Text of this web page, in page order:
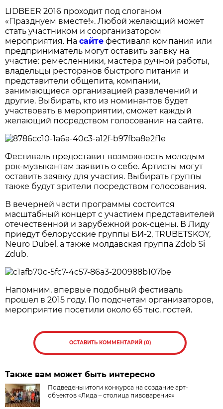
LIDBEER 2016 проходит под слоганом
«Празднуем вместе!». Любой желающий может
стать участником и соорганизатором
мероприятия. Насайте фестиваля компания или
предприниматель могут оставить заявку на
участие: ремесленники, мастера ручной работы,
владельцы ресторанов быстрого питания и
представители общепита, компании,
занимающиеся организацией развлечений и
другие. Выбирать, кто из номинантов будет
участвовать в мероприятии, сможет каждый
желающий посредством голосования на сайте.
Фестиваль предоставит возможность молодым
рок-музыкантам заявить о себе. Артисты могут
оставить заявку для участия. Выбирать группы
также будут зрители посредством голосования.
В вечерней части программы состоится
масштабный концерт с участием представителей
отечественной и зарубежной рок-сцены. В Лиду
приедут белорусские группы БИ-2, TRUBETSKOY,
Neuro Dubel, а также молдавская группа Zdob Si
Zdub.
Напомним, впервые подобный фестиваль
прошел в 2015 году. По подсчетам организаторов,
мероприятие посетили около 65 тыс. гостей.
ОСТАВИТЬ КОММЕНТАРИЙ (0)
Также вам может быть интересно
Подведены итоги конкурса на создание арт-
объектов «Лида – столица пивоварения»